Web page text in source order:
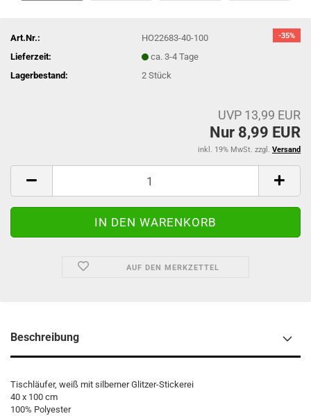
-35%
Art.Nr.:
HO22683-40-100
Lieferzeit:
ca. 3-4 Tage
Lagerbestand:
2Stück
UVP 13,99 EUR
Nur 8,99 EUR
inkl. 19% MwSt. zzgl. Versand
AUF DEN MERKZETTEL
Beschreibung
Tischläufer, weiß mit silberner Glitzer-Stickerei
40 x 100 cm
100% Polyester